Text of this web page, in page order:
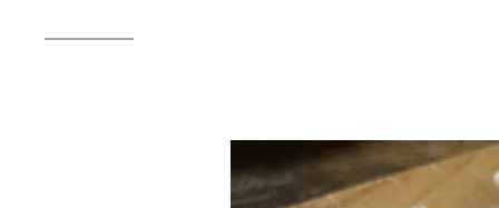
創業本家守半品質